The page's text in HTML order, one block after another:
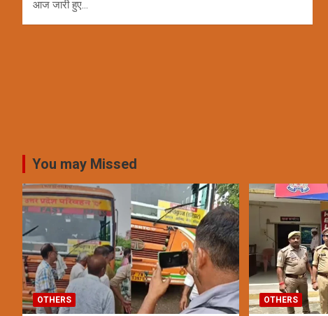
आज जारी हुए…
You may Missed
OTHERS OTHERS